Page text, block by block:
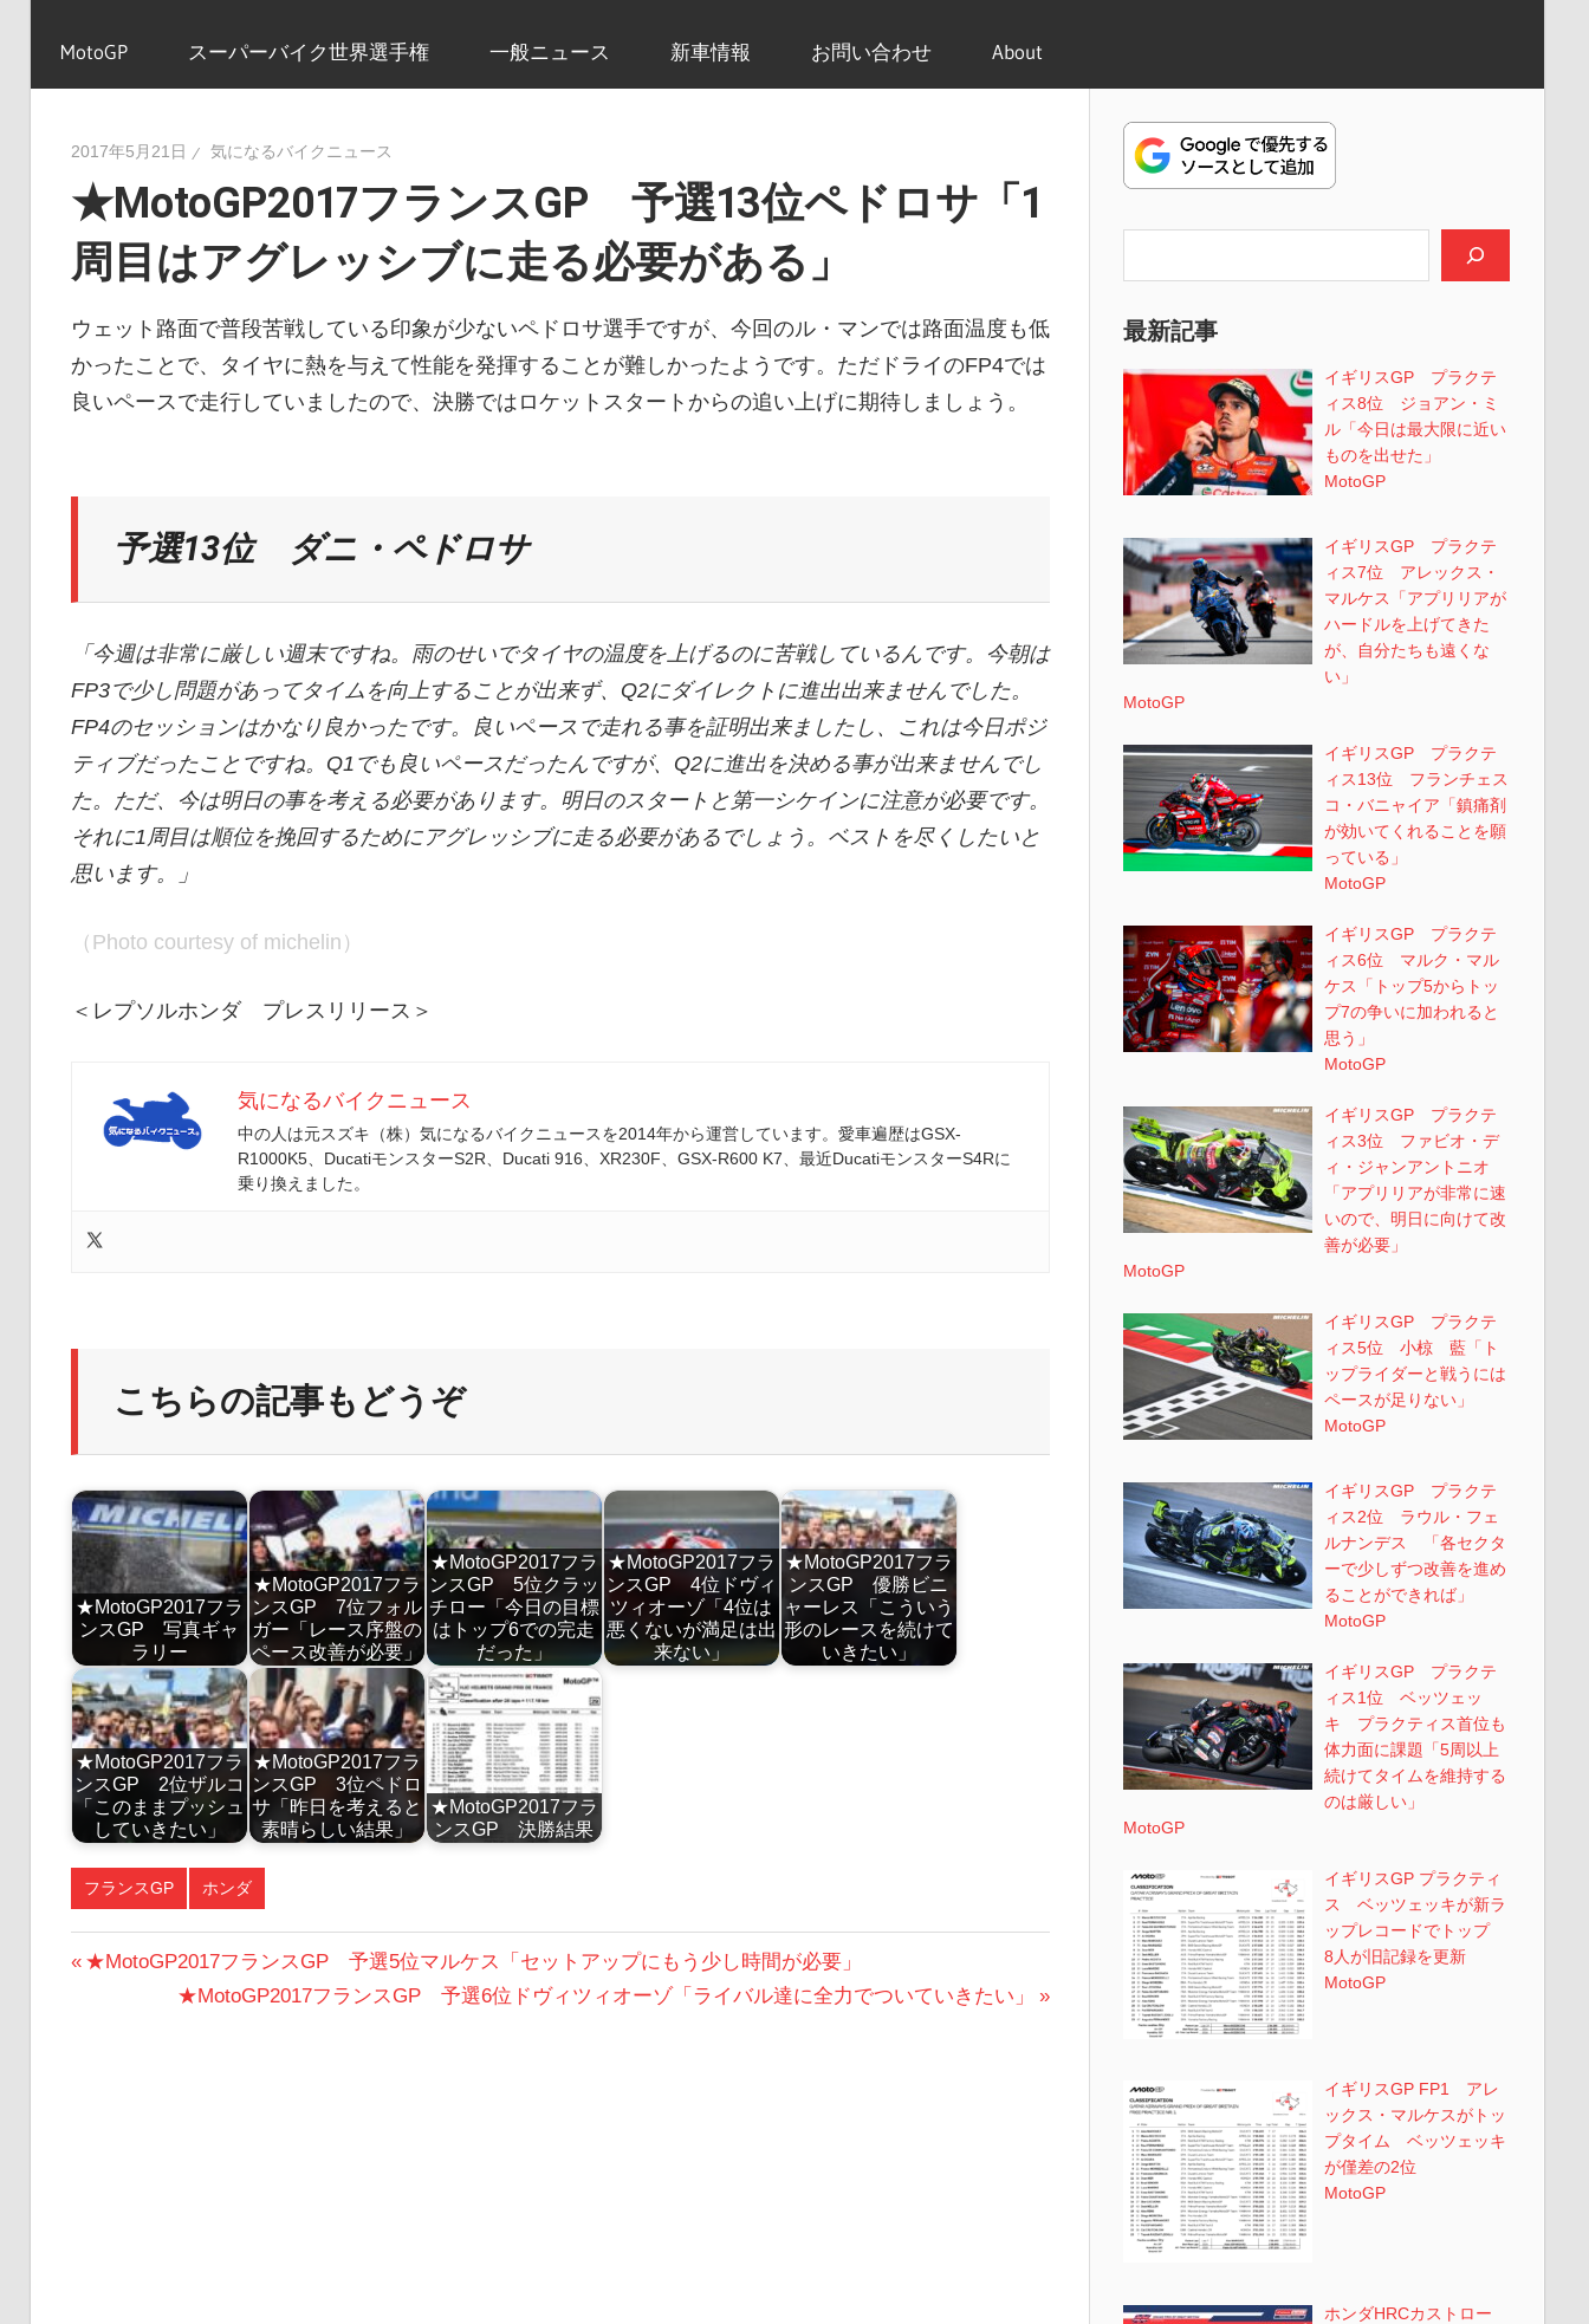
イ
ニ
ュ
ー
MotoGP スーパーバイク世界選手権 一般ニュース 新車情報 お問い合わせ About
2017年5月21日 気になるバイクニュース
★MotoGP2017フランスGP 予選13位ペドロサ「1
周目はアグレッシブに走る必要がある」
ウェット路面で普段苦戦している印象が少ないペドロサ選手ですが、今回のル・マンでは路面温度も低
かったことで、タイヤに熱を与えて性能を発揮することが難しかったようです。ただドライのFP4では
良いペースで走行していましたので、決勝ではロケットスタートからの追い上げに期待しましょう。
予選13位 ダニ・ペドロサ
「今週は非常に厳しい週末ですね。雨のせいでタイヤの温度を上げるのに苦戦しているんです。今朝は
FP3で少し問題があってタイムを向上することが出来ず、Q2にダイレクトに進出出来ませんでした。
FP4のセッションはかなり良かったです。良いペースで走れる事を証明出来ましたし、これは今日ポジ
ティブだったことですね。Q1でも良いペースだったんですが、Q2に進出を決める事が出来ませんでし
た。ただ、今は明日の事を考える必要があります。明日のスタートと第一シケインに注意が必要です。
それに1周目は順位を挽回するためにアグレッシブに走る必要があるでしょう。ベストを尽くしたいと
思います。」
（Photo courtesy of michelin）
＜レプソルホンダ プレスリリース＞
気になるバイクニュース
中の人は元スズキ（株）気になるバイクニュースを2014年から運営しています。愛車遍歴はGSX-
R1000K5、DucatiモンスターS2R、Ducati 916、XR230F、GSX-R600 K7、最近DucatiモンスターS4Rに
乗り換えました。
こちらの記事もどうぞ
★MotoGP2017フラ
ンスGP 写真ギャ
ラリー
★MotoGP2017フラ
ンスGP 7位フォル
ガー「レース序盤の
ペース改善が必要」
★MotoGP2017フラ
ンスGP 5位クラッ
チロー「今日の目標
はトップ6での完走
だった」
★MotoGP2017フラ
ンスGP 4位ドヴィ
ツィオーゾ「4位は
悪くないが満足は出
来ない」
★MotoGP2017フラ
ンスGP 優勝ビニ
ャーレス「こういう
形のレースを続けて
いきたい」
★MotoGP2017フラ
ンスGP 2位ザルコ
「このままプッシュ
していきたい」
★MotoGP2017フラ
ンスGP 3位ペドロ
サ「昨日を考えると
素晴らしい結果」
★MotoGP2017フラ
ンスGP 決勝結果
フランスGP ホンダ
投
前
★MotoGP2017フランスGP 予選5位マルケス「セットアップにもう少し時間が必要」
次
★MotoGP2017フランスGP 予選6位ドヴィツィオーゾ「ライバル達に全力でついていきたい」
最新記事
イギリスGP プラクテ
ィス8位 ジョアン・ミ
ル「今日は最大限に近い
ものを出せた」
MotoGP
イギリスGP プラクテ
ィス7位 アレックス・
マルケス「アプリリアが
ハードルを上げてきた
が、自分たちも遠くな
い」
MotoGP
イギリスGP プラクテ
ィス13位 フランチェス
コ・バニャイア「鎮痛剤
が効いてくれることを願
っている」
MotoGP
イギリスGP プラクテ
ィス6位 マルク・マル
ケス「トップ5からトッ
プ7の争いに加われると
思う」
MotoGP
イギリスGP プラクテ
ィス3位 ファビオ・デ
ィ・ジャンアントニオ
「アプリリアが非常に速
いので、明日に向けて改
善が必要」
MotoGP
イギリスGP プラクテ
ィス5位 小椋 藍「ト
ップライダーと戦うには
ペースが足りない」
MotoGP
イギリスGP プラクテ
ィス2位 ラウル・フェ
ルナンデス 「各セクタ
ーで少しずつ改善を進め
ることができれば」
MotoGP
イギリスGP プラクテ
ィス1位 ベッツェッ
キ プラクティス首位も
体力面に課題「5周以上
続けてタイムを維持する
のは厳しい」
MotoGP
イギリスGP プラクティ
ス ベッツェッキが新ラ
ップレコードでトップ
8人が旧記録を更新
MotoGP
イギリスGP FP1 アレ
ックス・マルケスがトッ
プタイム ベッツェッキ
が僅差の2位
MotoGP
ホンダHRCカストロー